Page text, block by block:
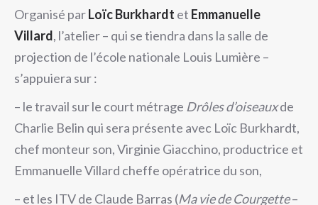
Organisé parLoïc Burkhardt et Emmanuelle
Villard, l’atelier – qui se tiendra dans la salle de
projection de l’école nationale Louis Lumière –
s’appuiera sur :
– le travail sur le court métrage Drôles d’oiseauxde
Charlie Belin qui sera présente avec Loïc Burkhardt,
chef monteur son, Virginie Giacchino, productrice et
Emmanuelle Villard cheffe opératrice du son,
– et les ITV de Claude Barras (Ma vie de Courgette–